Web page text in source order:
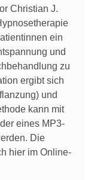
Christian J.
ein
und
zu
ergibt sich
und
kann mit
eines MP3-
Die
hier im Online-